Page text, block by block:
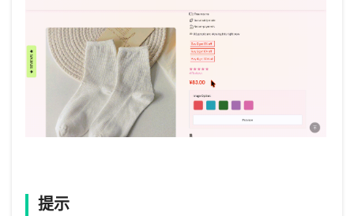
提示